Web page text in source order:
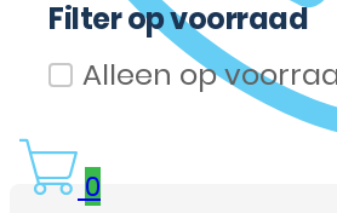
0
Filter op voorraad
Filter op voorraad